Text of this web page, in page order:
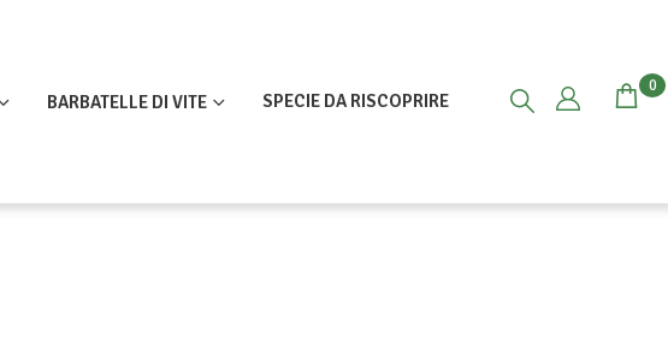
BARBATELLE DI VITE SPECIE DA RISCOPRIRE
0